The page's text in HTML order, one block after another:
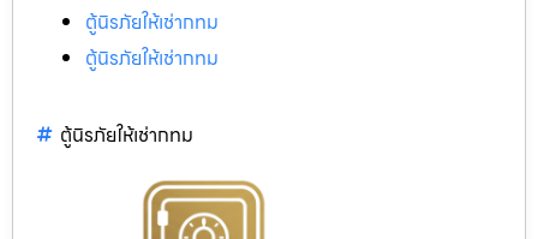
ตู้นิรภัยให้เช่ากทม
ตู้นิรภัยให้เช่ากทม
ตู้นิรภัยให้เช่ากทม